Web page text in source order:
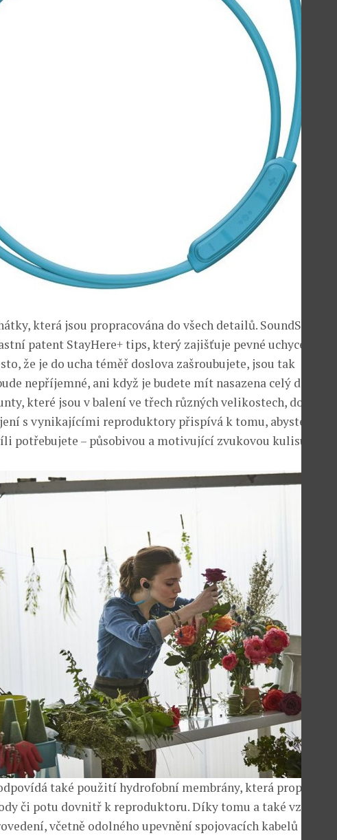
která jsou propracována do všech detailů. SoundSport
patent StayHere+ tips, který zajišťuje pevné uchycení
že je do ucha téměř doslova zašroubujete, jsou tak
nepříjemné, ani když je budete mít nasazena celý den.
které jsou v balení ve třech různých velikostech, dokonale
s vynikajícími reproduktory přispívá k tomu, abyste slyšeli
potřebujete – působivou a motivující zvukovou kulisu.
také použití hydrofobní membrány, která propustí
či potu dovnitř k reproduktoru. Díky tomu a také vzhledem
včetně odolného upevnění spojovacích kabelů do